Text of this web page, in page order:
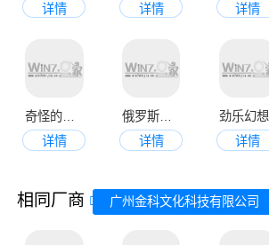
详情
详情
详情
奇怪的鸭子
详情
俄罗斯方块正版
详情
劲乐幻想
详情
相同厂商 广州金科文化科技有限公司